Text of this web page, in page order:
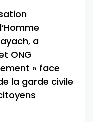
a
ONG
» face
la garde civile